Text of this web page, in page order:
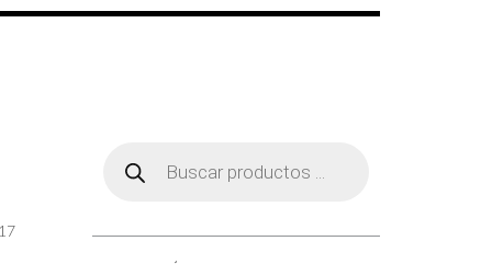
productos